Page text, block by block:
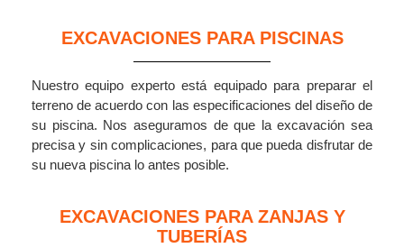
EXCAVACIONES PARA PISCINAS
Nuestro equipo experto está equipado para preparar el
terreno de acuerdo con las especificaciones del diseño de
su piscina. Nos aseguramos de que la excavación sea
precisa y sin complicaciones, para que pueda disfrutar de
su nueva piscina lo antes posible.
EXCAVACIONES PARA ZANJAS Y
TUBERÍAS